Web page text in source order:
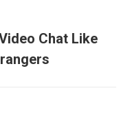
Chat Like